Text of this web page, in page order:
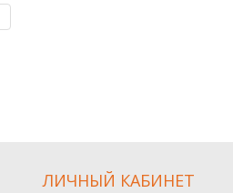
ЛИЧНЫЙ КАБИНЕТ